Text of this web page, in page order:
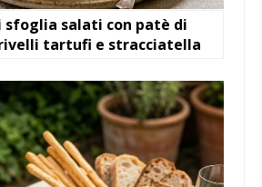
sfoglia salati con patè di
tartufi e stracciatella